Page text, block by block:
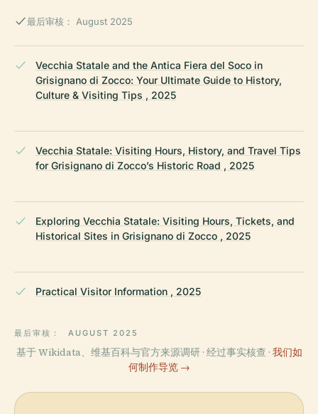
最后审核： August 2025
Vecchia Statale and the Antica Fiera del Soco in
Grisignano di Zocco: Your Ultimate Guide to History,
Culture & Visiting Tips , 2025
Vecchia Statale: Visiting Hours, History, and Travel Tips
for Grisignano di Zocco’s Historic Road , 2025
Exploring Vecchia Statale: Visiting Hours, Tickets, and
Historical Sites in Grisignano di Zocco , 2025
Practical Visitor Information , 2025
最后审核： AUGUST 2025
基于 Wikidata、维基百科与官方来源调研 · 经过事实核查 · 我们如
何制作导览 →